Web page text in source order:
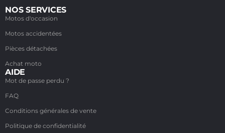
NOS SERVICES
Motos d'occasion
Motos accidentées
Pièces détachées
Achat moto
AIDE
Mot de passe perdu ?
FAQ
Conditions générales de vente
Politique de confidentialité